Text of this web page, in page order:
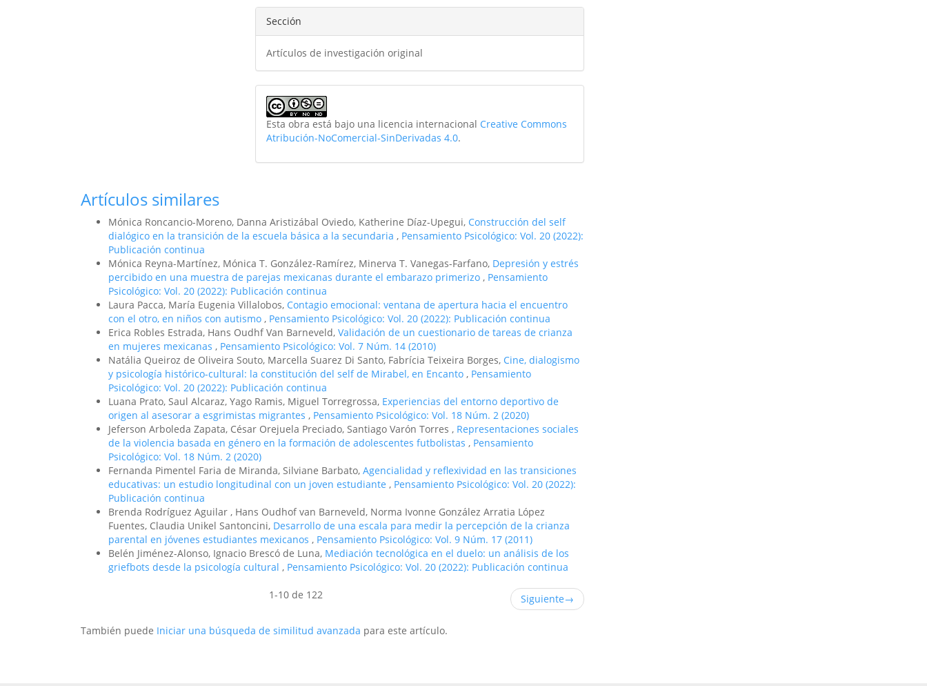
Sección
Artículos de investigación original
Esta obra está bajo una licencia internacional Creative Commons
Atribución-NoComercial-SinDerivadas 4.0.
Artículos similares
Mónica Roncancio-Moreno, Danna Aristizábal Oviedo, Katherine Díaz-Upegui, Construcción del self
dialógico en la transición de la escuela básica a la secundaria , Pensamiento Psicológico: Vol. 20 (2022):
Publicación continua
Mónica Reyna-Martínez, Mónica T. González-Ramírez, Minerva T. Vanegas-Farfano, Depresión y estrés
percibido en una muestra de parejas mexicanas durante el embarazo primerizo , Pensamiento
Psicológico: Vol. 20 (2022): Publicación continua
Laura Pacca, María Eugenia Villalobos, Contagio emocional: ventana de apertura hacia el encuentro
con el otro, en niños con autismo , Pensamiento Psicológico: Vol. 20 (2022): Publicación continua
Erica Robles Estrada, Hans Oudhf Van Barneveld, Validación de un cuestionario de tareas de crianza
en mujeres mexicanas , Pensamiento Psicológico: Vol. 7 Núm. 14 (2010)
Natália Queiroz de Oliveira Souto, Marcella Suarez Di Santo, Fabrícia Teixeira Borges, Cine, dialogismo
y psicología histórico-cultural: la constitución del self de Mirabel, en Encanto , Pensamiento
Psicológico: Vol. 20 (2022): Publicación continua
Luana Prato, Saul Alcaraz, Yago Ramis, Miguel Torregrossa, Experiencias del entorno deportivo de
origen al asesorar a esgrimistas migrantes , Pensamiento Psicológico: Vol. 18 Núm. 2 (2020)
Jeferson Arboleda Zapata, César Orejuela Preciado, Santiago Varón Torres , Representaciones sociales
de la violencia basada en género en la formación de adolescentes futbolistas , Pensamiento
Psicológico: Vol. 18 Núm. 2 (2020)
Fernanda Pimentel Faria de Miranda, Silviane Barbato, Agencialidad y reflexividad en las transiciones
educativas: un estudio longitudinal con un joven estudiante , Pensamiento Psicológico: Vol. 20 (2022):
Publicación continua
Brenda Rodríguez Aguilar , Hans Oudhof van Barneveld, Norma Ivonne González Arratia López
Fuentes, Claudia Unikel Santoncini, Desarrollo de una escala para medir la percepción de la crianza
parental en jóvenes estudiantes mexicanos , Pensamiento Psicológico: Vol. 9 Núm. 17 (2011)
Belén Jiménez-Alonso, Ignacio Brescó de Luna, Mediación tecnológica en el duelo: un análisis de los
griefbots desde la psicología cultural , Pensamiento Psicológico: Vol. 20 (2022): Publicación continua
1-10 de 122 Siguiente→
También puede Iniciar una búsqueda de similitud avanzada para este artículo.